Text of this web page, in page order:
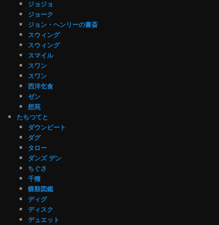
ジョジョ
ジョーク
ジョン・ヘンリーの書斎
スウィング
スウィング
スマイル
スワン
スワン
西洋乞食
ゼン
想苑
たちつてと
ダウンビート
ダグ
タロー
ダンズ デン
ちぐさ
千種
蝶類図鑑
ディグ
ディスク
デュエット